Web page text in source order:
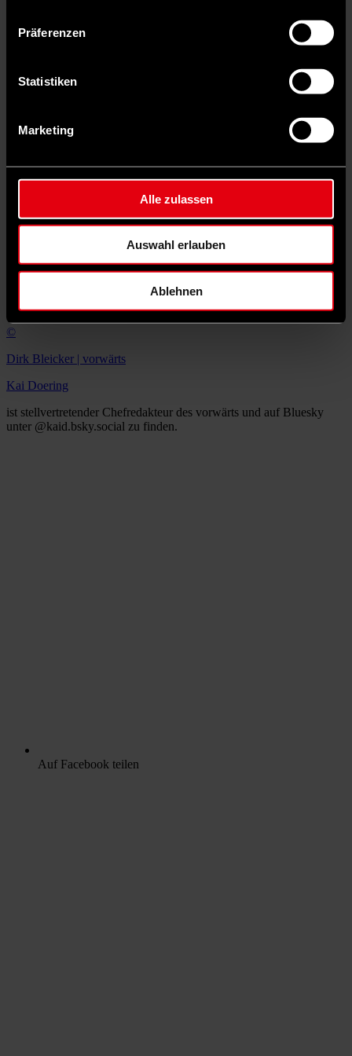
Präferenzen
Statistiken
Marketing
Alle zulassen
Auswahl erlauben
Ablehnen
J.D. Vance, der Vize-Präsidentschaftskandidat von Donald
Die Entscheidung über den Vize-Präsidentschaftskandidaten wird
optimale Balance zu finden, um möglichst viele Wählerinnen und
Wähler in den Swing States anzusprechen. Ich fände es politisch
Gouverneurin von Michigan, an ihre Seite holen und so ein
komplett weibliches Angebot machen würde. Ich denke aber, die
Demokraten werden sich eher für einen Gouverneur entscheiden.
Infrage kämen da Josh Shapiro, der Gouverneur von Pennsylvania,
oder Andy Beshear, der Gouverneur von Kentucky. Im Gespräch ist
genießt er große Popularität in den USA.
Schlagwörter
Donald Trump
©
Dirk Bleicker | vorwärts
Kai Doering
ist stellvertretender Chefredakteur des vorwärts und auf Bluesky
unter @kaid.bsky.social zu finden.
Auf Facebook teilen